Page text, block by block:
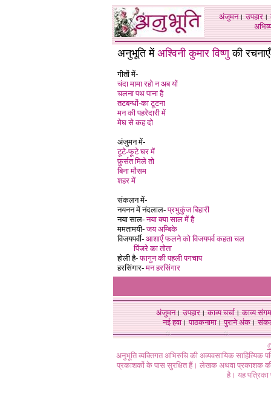
अंजुमन।उपहार।
अनुभूति में अश्विनी कुमार विष्णु की रचनाएँ
गीतों में-
चंदा मामा रहो न अब यों
चलना पथ पाना है
तटबन्धों-का टूटना
मन की पहरेदारी में
मेघ से कह दो
अंजुमन में-
टूटे-फूटे घर में
फ़ुर्सत मिले तो
बिना मौसम
शहर में
संकलन में-
नयनन में नंदलाल-प्रभुकुंज बिहारी
नया साल-नया क्या साल में है
ममतामयी-जय अम्बिके
विजयपर्वी- आशाएँ फलने को विजयपर्व कहता चल
पिंजरे का तोता
होली है-फागुन की पहली पगचाप
हरसिंगार-मन हरसिंगार
अंजुमन।उपहार।काव्य चर्चा।काव्य संगम
नई हवा। पाठकनामा। पुराने अंक।
अनुभूति व्यक्तिगत अभिरुचि की अव्यवसायिक
प्रकाशकों के पास सुरक्षित हैं। लेखक अथवा प्रकाशक की
है। यह पत्रिका